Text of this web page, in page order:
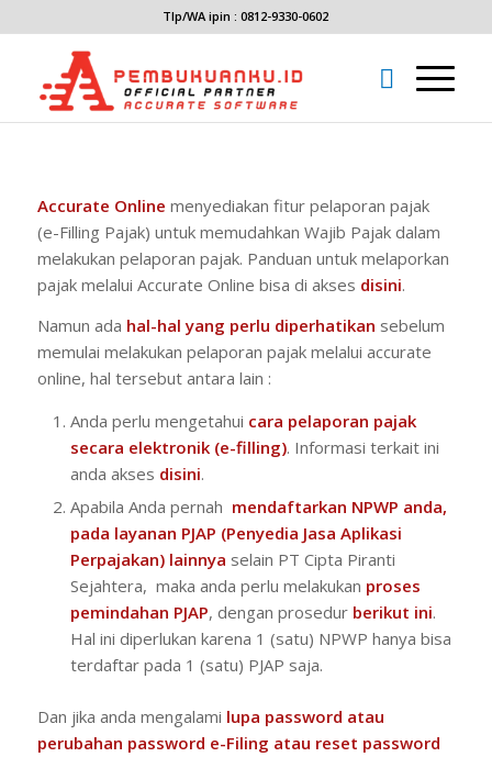
Tlp/WA ipin : 0812-9330-0602
Accurate Online menyediakan fitur pelaporan pajak
(e-Filling Pajak) untuk memudahkan Wajib Pajak dalam
melakukan pelaporan pajak. Panduan untuk melaporkan
pajak melalui Accurate Online bisa di akses disini.
Namun ada hal-hal yang perlu diperhatikan sebelum
memulai melakukan pelaporan pajak melalui accurate
online, hal tersebut antara lain :
Anda perlu mengetahui cara pelaporan pajak
secara elektronik (e-filling). Informasi terkait ini
anda akses disini.
Apabila Anda pernah mendaftarkan NPWP anda,
pada layanan PJAP (Penyedia Jasa Aplikasi
Perpajakan) lainnya selain PT Cipta Piranti
Sejahtera, maka anda perlu melakukan proses
pemindahan PJAP, dengan prosedur berikut ini.
Hal ini diperlukan karena 1 (satu) NPWP hanya bisa
terdaftar pada 1 (satu) PJAP saja.
Dan jika anda mengalami lupa password atau
perubahan password e-Filing atau reset password